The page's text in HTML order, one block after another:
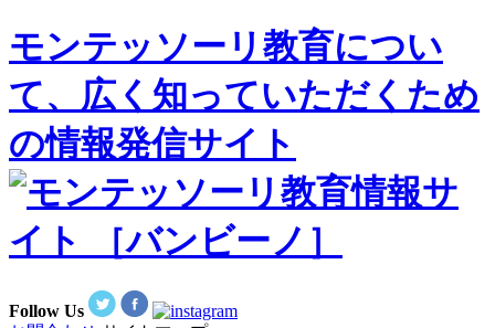
モンテッソーリ教育につい
て、広く知っていただくため
の情報発信サイト
Follow Us